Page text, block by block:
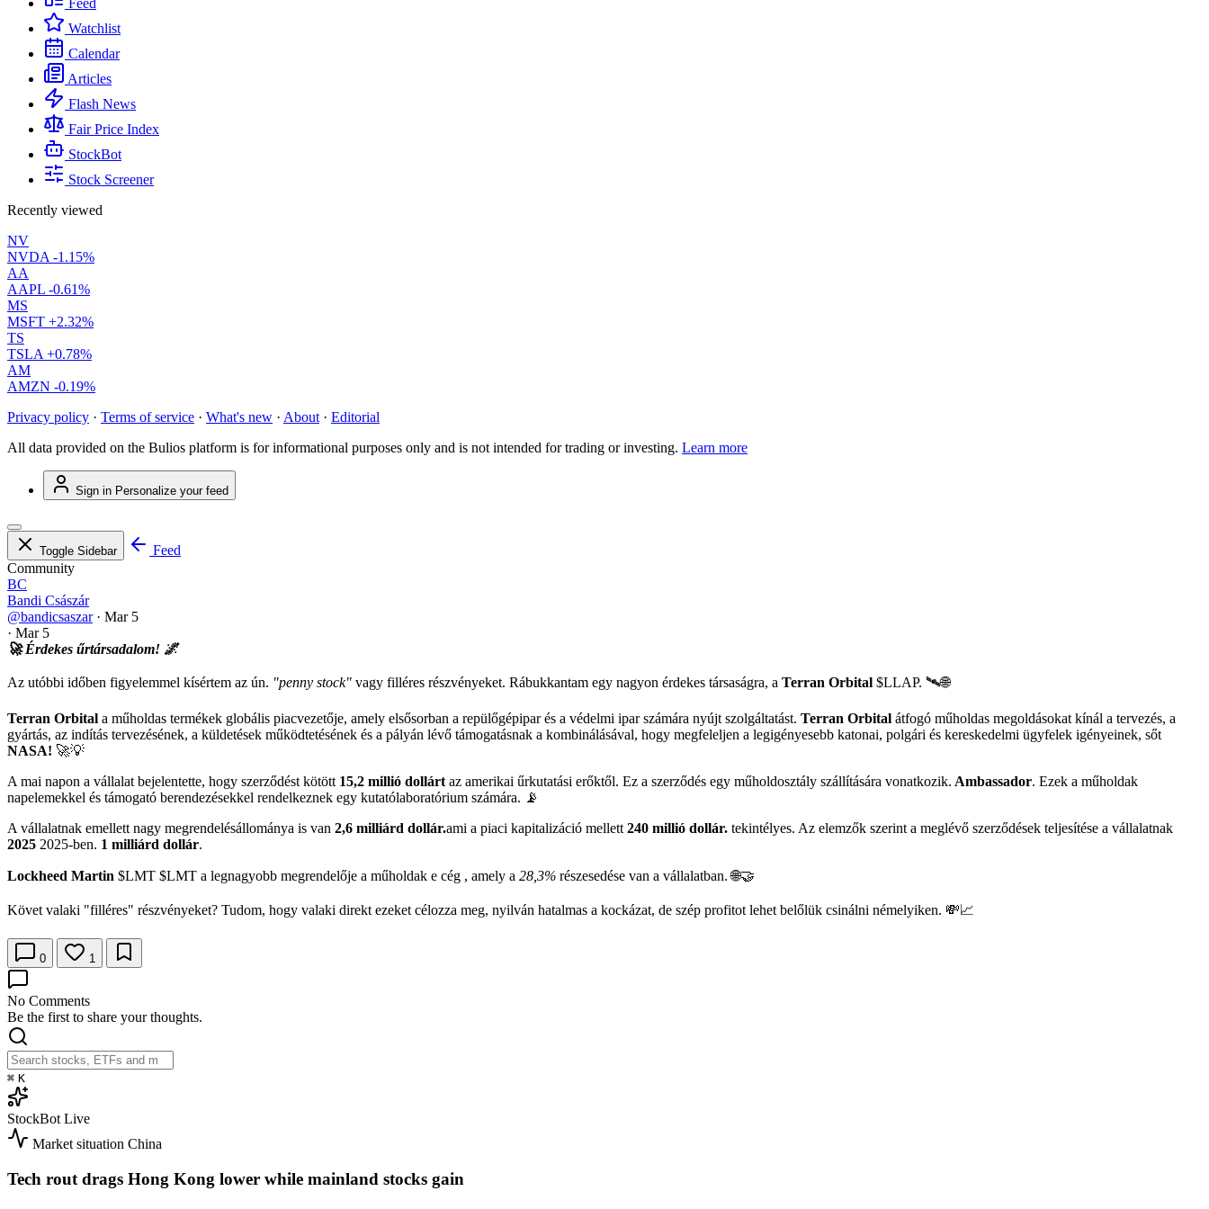
Feed
Watchlist
Calendar
Articles
Flash News
Fair Price Index
StockBot
Stock Screener
Recently viewed
NV
NVDA -1.15%
AA
AAPL -0.61%
MS
MSFT +2.32%
TS
TSLA +0.78%
AM
AMZN -0.19%
Privacy policy · Terms of service · What's new · About · Editorial
All data provided on the Bulios platform is for informational purposes only and is not intended for trading or investing. Learn more
Sign in Personalize your feed
Toggle Sidebar
Feed
Community
BC
Bandi Császár
@bandicsaszar · Mar 5
· Mar 5
🚀 Érdekes űrtársadalom! 🌌
Az utóbbi időben figyelemmel kísértem az ún. "penny stock" vagy filléres részvényeket. Rábukkantam egy nagyon érdekes társaságra, a Terran Orbital $LLAP. 🛰️🌐
Terran Orbital a műholdas termékek globális piacvezetője, amely elsősorban a repülőgépipar és a védelmi ipar számára nyújt szolgáltatást. Terran Orbital átfogó műholdas megoldásokat kínál a tervezés, a
gyártás, az indítás tervezésének, a küldetések működtetésének és a pályán lévő támogatásnak a kombinálásával, hogy megfeleljen a legigényesebb katonai, polgári és kereskedelmi ügyfelek igényeinek, sőt
NASA! 🚀💡
A mai napon a vállalat bejelentette, hogy szerződést kötött 15,2 millió dollárt az amerikai űrkutatási erőktől. Ez a szerződés egy műholdosztály szállítására vonatkozik. Ambassador. Ezek a műholdak
napelemekkel és támogató berendezésekkel rendelkeznek egy kutatólaboratórium számára. 📡
A vállalatnak emellett nagy megrendelésállománya is van 2,6 milliárd dollár.ami a piaci kapitalizáció mellett 240 millió dollár. tekintélyes. Az elemzők szerint a meglévő szerződések teljesítése a vállalatnak
2025 2025-ben. 1 milliárd dollár.
Lockheed Martin $LMT $LMT a legnagyobb megrendelője a műholdak e cég , amely a 28,3% részesedése van a vállalatban. 🌐🤝
Követ valaki "filléres" részvényeket? Tudom, hogy valaki direkt ezeket célozza meg, nyilván hatalmas a kockázat, de szép profitot lehet belőlük csinálni némelyiken. 💸📈
0 1
No Comments
Be the first to share your thoughts.
⌘ K
StockBot Live
Market situation China
Tech rout drags Hong Kong lower while mainland stocks gain